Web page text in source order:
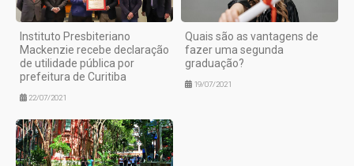
Instituto Presbiteriano
Mackenzie recebe declaração
de utilidade pública por
prefeitura de Curitiba
22/07/2021
Quais são as vantagens de
fazer uma segunda
graduação?
19/07/2021